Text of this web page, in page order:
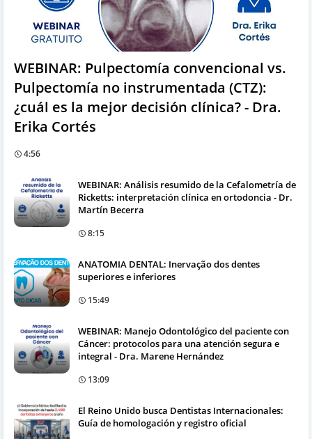
WEBINAR: Pulpectomía convencional vs.
Pulpectomía no instrumentada (CTZ):
¿cuál es la mejor decisión clínica? - Dra.
Erika Cortés
4:56
WEBINAR: Análisis resumido de la Cefalometría de
Ricketts: interpretación clínica en ortodoncia - Dr.
Martín Becerra
8:15
ANATOMIA DENTAL: Inervação dos dentes
superiores e inferiores
15:49
WEBINAR: Manejo Odontológico del paciente con
Cáncer: protocolos para una atención segura e
integral - Dra. Marene Hernández
13:09
El Reino Unido busca Dentistas Internacionales:
Guía de homologación y registro oficial